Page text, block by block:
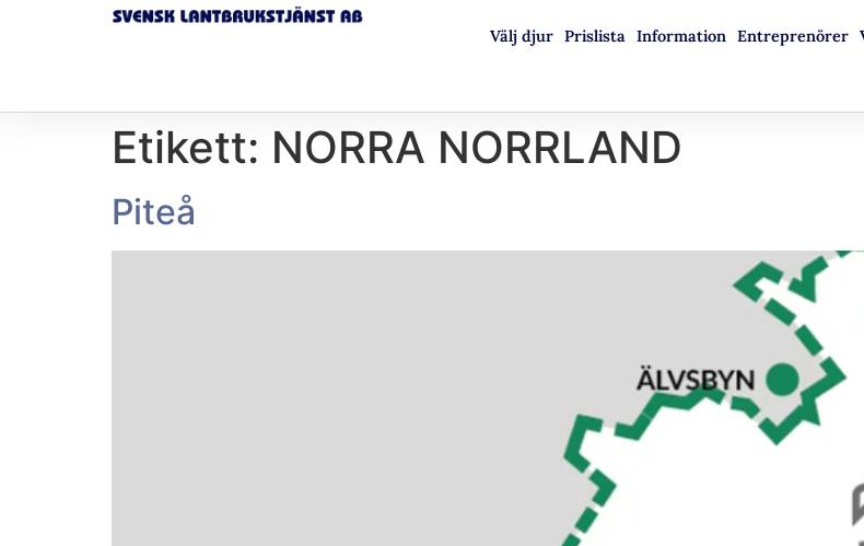
Välj djur Prislista Information Entreprenörer
Etikett: NORRA NORRLAND
Piteå